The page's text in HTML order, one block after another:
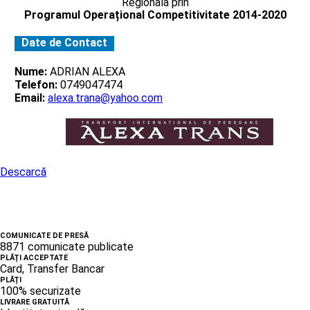
Programul Operațional Competitivitate 2014-2020
Date de Contact
Nume: ADRIAN ALEXA
Telefon: 0749047474
Email: alexa.trana@yahoo.com
Descarcă
COMUNICATE DE PRESĂ
8871 comunicate publicate
PLĂȚI ACCEPTATE
Card, Transfer Bancar
PLĂȚI
100% securizate
LIVRARE GRATUITĂ